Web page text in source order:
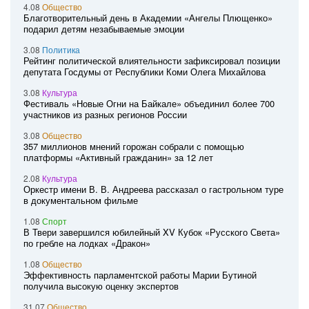
4.08 Общество
Благотворительный день в Академии «Ангелы Плющенко»
подарил детям незабываемые эмоции
3.08 Политика
Рейтинг политической влиятельности зафиксировал позиции
депутата Госдумы от Республики Коми Олега Михайлова
3.08 Культура
Фестиваль «Новые Огни на Байкале» объединил более 700
участников из разных регионов России
3.08 Общество
357 миллионов мнений горожан собрали с помощью
платформы «Активный гражданин» за 12 лет
2.08 Культура
Оркестр имени В. В. Андреева рассказал о гастрольном туре
в документальном фильме
1.08 Спорт
В Твери завершился юбилейный XV Кубок «Русского Света»
по гребле на лодках «Дракон»
1.08 Общество
Эффективность парламентской работы Марии Бутиной
получила высокую оценку экспертов
31.07Общество